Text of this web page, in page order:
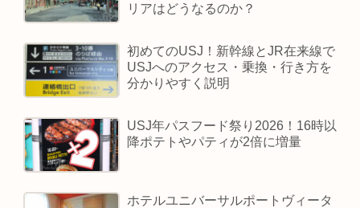
リアはどうなるのか？
初めてのUSJ！新幹線とJR在来線で
USJへのアクセス・乗換・行き方を
分かりやすく説明
USJ年パスフード祭り2026！16時以
降ポテトやパティが2倍に増量
ホテルユニバーサルポートヴィータ